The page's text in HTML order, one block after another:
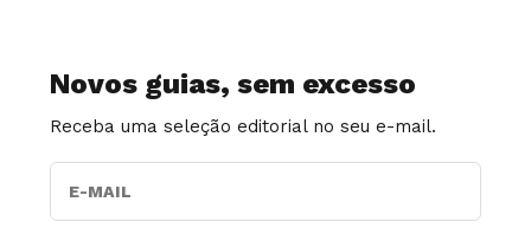
Novos guias, sem excesso
Receba uma seleção editorial no seu e-mail.